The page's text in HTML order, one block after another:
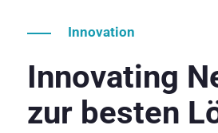
Innovation
Innovating
zur besten